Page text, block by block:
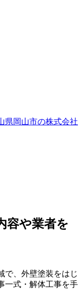
容や業者を
で、外壁塗装をはじ
一式・解体工事を手